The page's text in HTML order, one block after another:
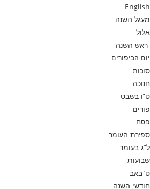
English
מעגל השנה
אלול
ראש השנה
יום הכיפורים
סוכות
חנוכה
ט”ו בשבט
פורים
פסח
ספירת העומר
ל”ג בעומר
שבועות
ט’ באב
חודשי השנה